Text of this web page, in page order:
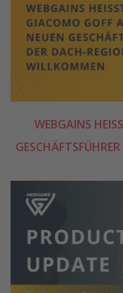
WEBGAINS
ESCHÄFTSFÜHRER